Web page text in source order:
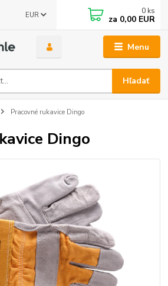
Menu
EUR
Hľadať
0 ks
za 0,00 EUR
Pracovné rukavice Dingo
Dingo